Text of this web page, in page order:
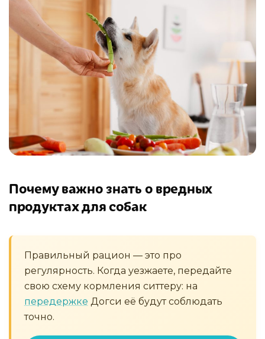
Почему важно знать о вредных
продуктах для собак
Правильный рацион — это про
регулярность. Когда уезжаете, передайте
свою схему кормления ситтеру: на
передержке Догси её будут соблюдать
точно.